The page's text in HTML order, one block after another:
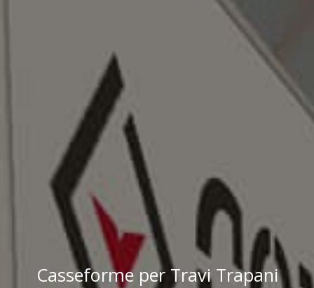
Casseforme per Travi Trapani